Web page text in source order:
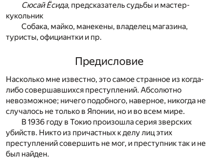
Сюсай Ёсида, предсказатель судьбы и мастер-
кукольник
Собака, майко, манекены, владелец магазина,
туристы, официантки и пр.
Предисловие
Насколько мне известно, это самое странное из когда-
либо совершавшихся преступлений. Абсолютно
невозможное; ничего подобного, наверное, никогда не
случалось не только в Японии, но и во всем мире.
В 1936 году в Токио произошла серия зверских
убийств. Никто из причастных к делу лиц этих
преступлений совершить не мог, и преступник так и не
был найден.